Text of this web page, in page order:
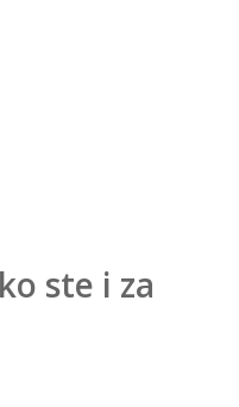
ste i za